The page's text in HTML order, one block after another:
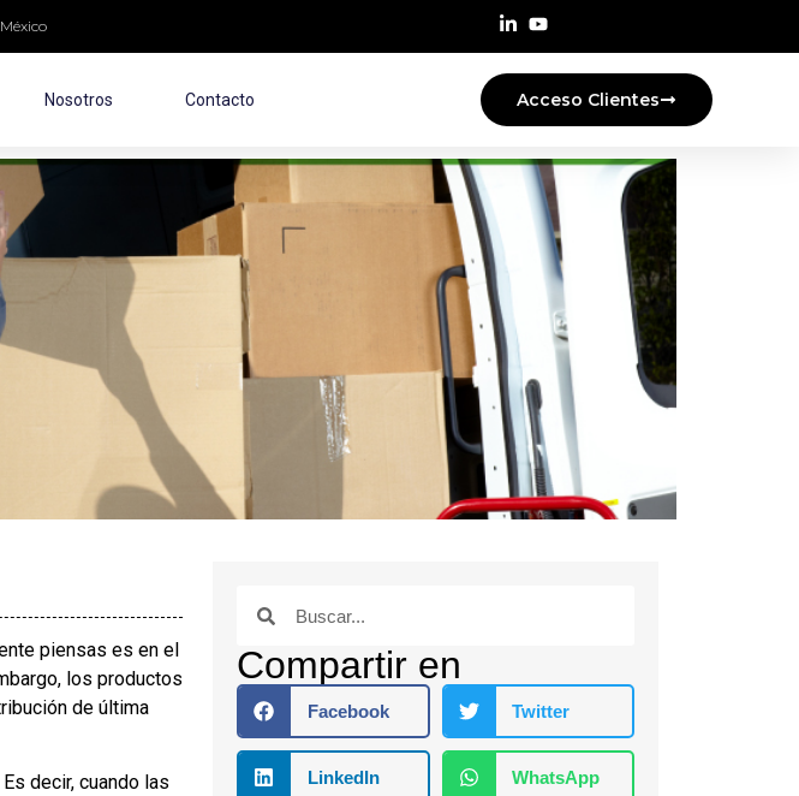
Nosotros Contacto Acceso Clientes
piensas es en el
los productos
de última
decir, cuando las
Compartir en
Facebook Twitter
LinkedIn WhatsApp